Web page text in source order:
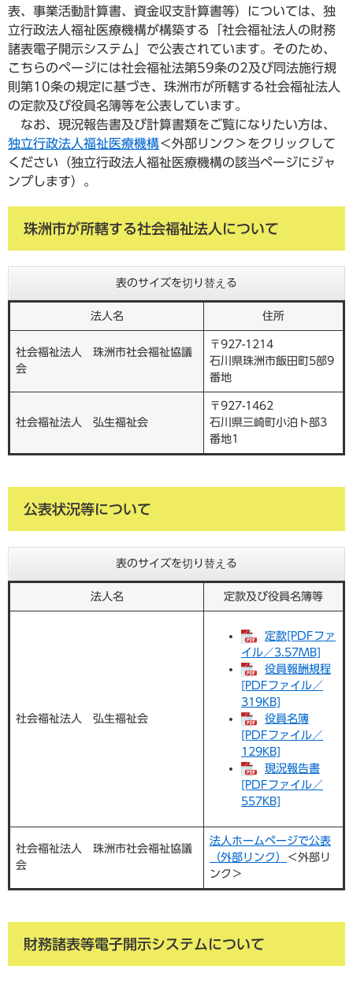
表、事業活動計算書、資金収支計算書等）については、独
立行政法人福祉医療機構が構築する「社会福祉法人の財務
諸表電子開示システム」で公表されています。そのため、
こちらのページには社会福祉法第59条の2及び同法施行規
則第10条の規定に基づき、珠洲市が所轄する社会福祉法人
の定款及び役員名簿等を公表しています。
なお、現況報告書及び計算書類をご覧になりたい方は、
独立行政法人福祉医療機構＜外部リンク＞をクリックして
ください（独立行政法人福祉医療機構の該当ページにジャ
ンプします）。
珠洲市が所轄する社会福祉法人について
表のサイズを切り替える
法人名 住所
社会福祉法人 珠洲市社会福祉協議
会
〒927-1214
石川県珠洲市飯田町5部9
番地
社会福祉法人 弘生福祉会
〒927-1462
石川県三崎町小泊ト部3
番地1
公表状況等について
表のサイズを切り替える
法人名 定款及び役員名簿等
社会福祉法人 弘生福祉会
定款[PDFファ
イル／3.57MB]
役員報酬規程
[PDFファイル／
319KB]
役員名簿
[PDFファイル／
129KB]
現況報告書
[PDFファイル／
557KB]
社会福祉法人 珠洲市社会福祉協議
会
法人ホームページで公表
（外部リンク）
＜外部リ
ンク＞
財務諸表等電子開示システムについて